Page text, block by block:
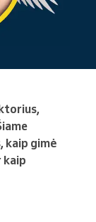
kaip gimė
kaip